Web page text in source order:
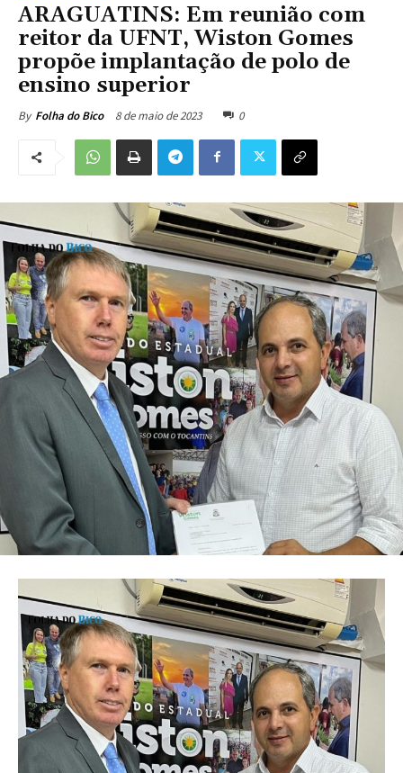
ARAGUATINS: Em reunião com
reitor da UFNT, Wiston Gomes
propõe implantação de polo de
ensino superior
By Folha do Bico 8 de maio de 2023 0